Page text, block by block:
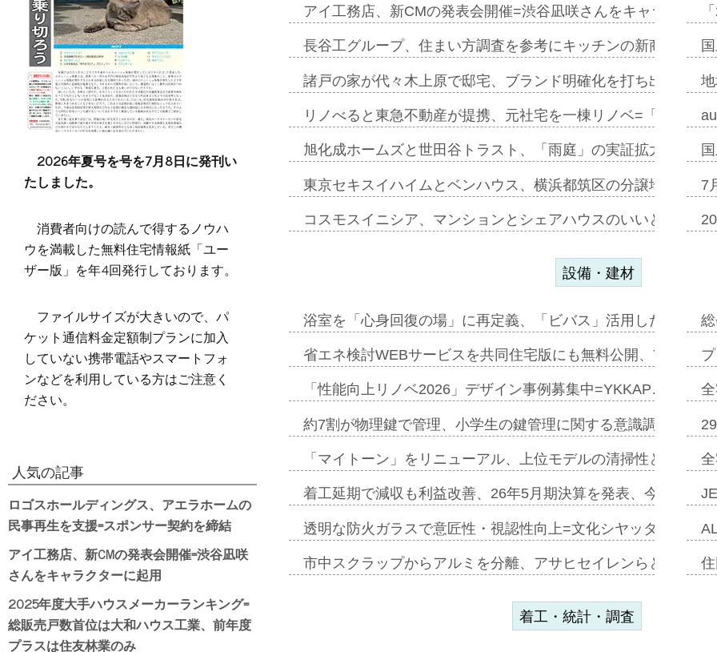
アイ工務店、新CMの発表会開催=渋谷凪咲さんをキャラクタ
長谷工グループ、住まい方調査を参考にキッチンの新商品=「
諸戸の家が代々木上原で邸宅、ブランド明確化を打ち出す=年
リノべると東急不動産が提携、元社宅を一棟リノベ=「職住遊
旭化成ホームズと世田谷トラスト、「雨庭」の実証拡大へ=ガ
東京セキスイハイムとベンハウス、横浜都筑区の分譲地開発で
コスモスイニシア、マンションとシェアハウスのいいとこどり
7
設備・建材
浴室を「心身回復の場」に再定義、「ビバス」活用した新入浴
省エネ検討WEBサービスを共同住宅版にも無料公開、YKKAP
「性能向上リノベ2026」デザイン事例募集中=YKKAP…
約7割が物理鍵で管理、小学生の鍵管理に関する意識調査
「マイトーン」をリニューアル、上位モデルの清掃性と安全
着工延期で減収も利益改善、26年5月期決算を発表、今期は増
透明な防火ガラスで意匠性・視認性向上=文化シヤッター…
市中スクラップからアルミを分離、アサヒセイレンらと協働開
着工・統計・調査
2026年夏号を号を7月8日に発刊い
たしました。
消費者向けの読んで得するノウハ
ウを満載した無料住宅情報紙「ユー
ザー版」を年4回発行しております。
ファイルサイズが大きいので、パ
ケット通信料金定額制プランに加入
していない携帯電話やスマートフォ
ンなどを利用している方はご注意く
ださい。
人気の記事
ロゴスホールディングス、アエラホームの
民事再生を支援=スポンサー契約を締結
アイ工務店、新CMの発表会開催=渋谷凪咲
さんをキャラクターに起用
2025年度大手ハウスメーカーランキング=
総販売戸数首位は大和ハウス工業、前年度
プラスは住友林業のみ